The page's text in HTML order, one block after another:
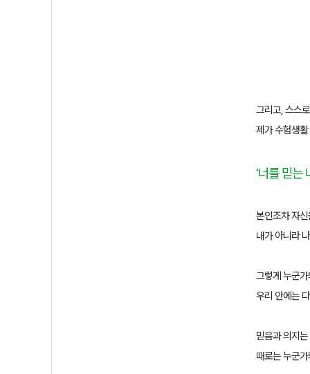
그리고, 스스
제가 수험생
'너를 믿는
본인조차 자
내가 아니라
그렇게 누군
우리 안에는
믿음과 의지
때로는 누군